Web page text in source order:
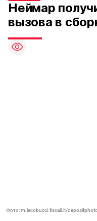
Неймар
вызова в
Фото: m.iacobucci.tiscali.it/